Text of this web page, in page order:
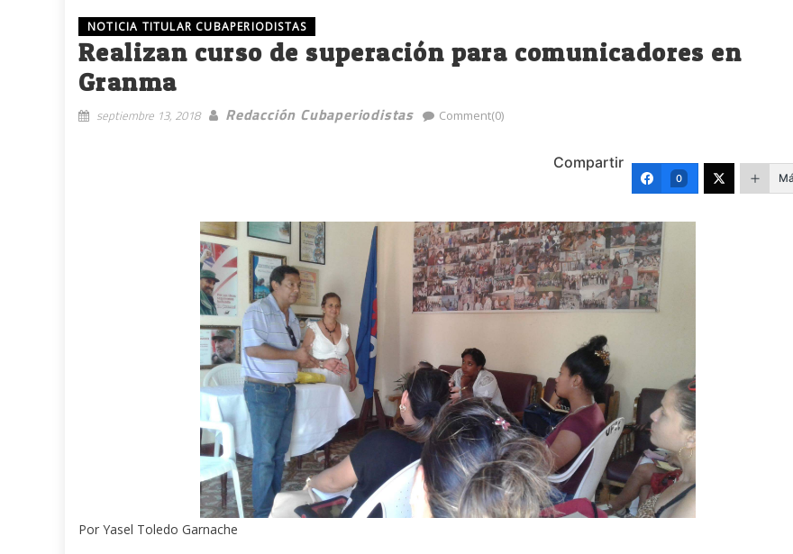
NOTICIA TITULAR CUBAPERIODISTAS
Realizan curso de superación para comunicadores en
Granma
septiembre 13, 2018 Redacción Cubaperiodistas Comment(0)
Compartir
0
Por Yasel Toledo Garnache